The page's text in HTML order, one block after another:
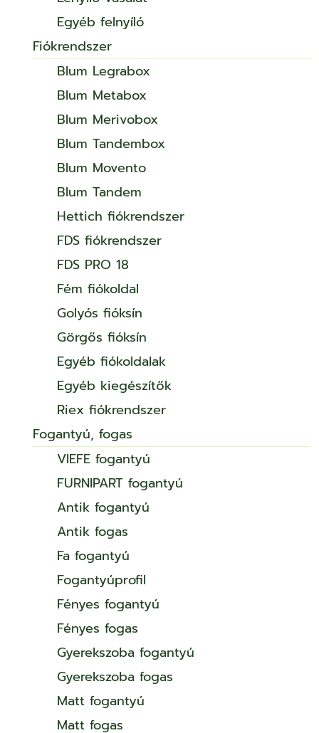
Egyéb felnyíló
Fiókrendszer
Blum Legrabox
Blum Metabox
Blum Merivobox
Blum Tandembox
Blum Movento
Blum Tandem
Hettich fiókrendszer
FDS fiókrendszer
FDS PRO 18
Fém fiókoldal
Golyós fióksín
Görgős fióksín
Egyéb fiókoldalak
Egyéb kiegészítők
Riex fiókrendszer
Fogantyú, fogas
VIEFE fogantyú
FURNIPART fogantyú
Antik fogantyú
Antik fogas
Fa fogantyú
Fogantyúprofil
Fényes fogantyú
Fényes fogas
Gyerekszoba fogantyú
Gyerekszoba fogas
Matt fogantyú
Matt fogas